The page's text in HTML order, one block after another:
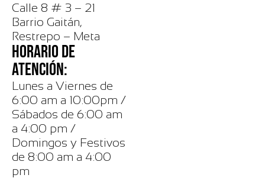
Calle 8 # 3 – 21
Barrio Gaitán,
Restrepo – Meta
HORARIO DE
ATENCIÓN:
Lunes a Viernes de
6:00 am a 10:00pm /
Sábados de 6:00 am
a 4:00 pm /
Domingos y Festivos
de 8:00 am a 4:00
pm